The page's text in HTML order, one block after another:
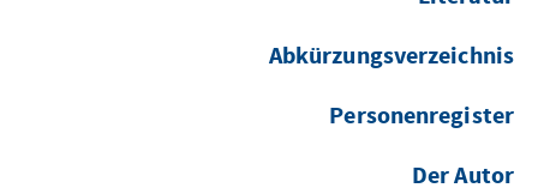
Abkürzungsverzeichnis
Personenregister
Der Autor